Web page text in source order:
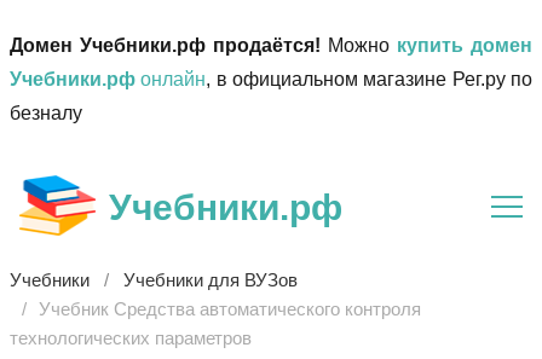
Домен Учебники.рф продаётся! Можно купить домен
Учебники.рф онлайн, в официальном магазине Рег.ру по
безналу
Учебники.рф
Учебники
Учебники для ВУЗов
Учебник Средства автоматического контроля
технологических параметров